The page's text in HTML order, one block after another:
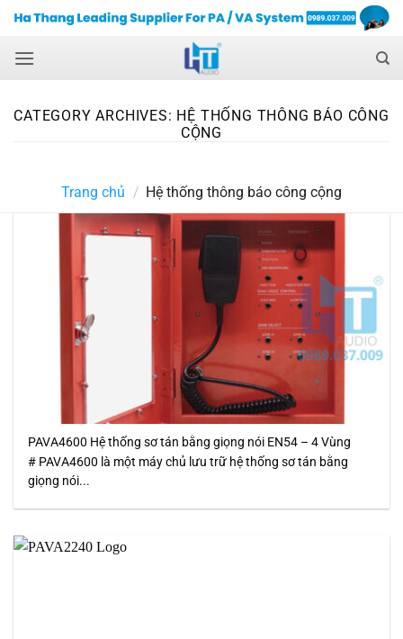
Skip
content
CATEGORY ARCHIVES: HỆ THỐNG THÔNG BÁO CÔNG
CỘNG
Trang chủ / Hệ thống thông báo công cộng
PAVA4600 Hệ thống sơ tán bằng giọng nói EN54 – 4 Vùng
# PAVA4600 là một máy chủ lưu trữ hệ thống sơ tán bằng
giọng nói...